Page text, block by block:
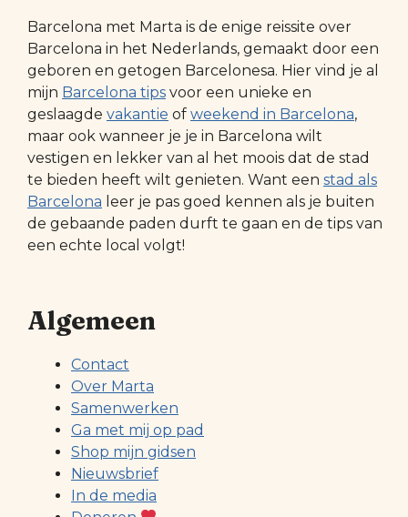
Barcelona met Marta is de enige reissite over
Barcelona in het Nederlands, gemaakt door een
geboren en getogen Barcelonesa. Hier vind je al
mijn Barcelona tips voor een unieke en
geslaagde vakantie of weekend in Barcelona,
maar ook wanneer je je in Barcelona wilt
vestigen en lekker van al het moois dat de stad
te bieden heeft wilt genieten. Want een stad als
Barcelona leer je pas goed kennen als je buiten
de gebaande paden durft te gaan en de tips van
een echte local volgt!
Algemeen
Contact
Over Marta
Samenwerken
Ga met mij op pad
Shop mijn gidsen
Nieuwsbrief
In de media